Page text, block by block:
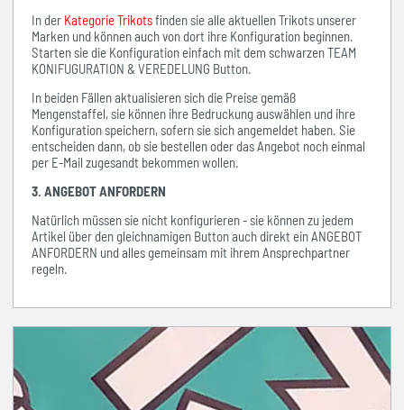
In der Kategorie Trikotsfinden sie alle aktuellen Trikots unserer
Marken und können auch von dort ihre Konfiguration beginnen.
Starten sie die Konfiguration einfach mit dem schwarzen TEAM
KONIFUGURATION & VEREDELUNG Button.
In beiden Fällen aktualisieren sich die Preise gemäß
Mengenstaffel, sie können ihre Bedruckung auswählen und ihre
Konfiguration speichern, sofern sie sich angemeldet haben. Sie
entscheiden dann, ob sie bestellen oder das Angebot noch einmal
per E-Mail zugesandt bekommen wollen.
3. ANGEBOT ANFORDERN
Natürlich müssen sie nicht konfigurieren - sie können zu jedem
Artikel über den gleichnamigen Button auch direkt ein ANGEBOT
ANFORDERN und alles gemeinsam mit ihrem Ansprechpartner
regeln.